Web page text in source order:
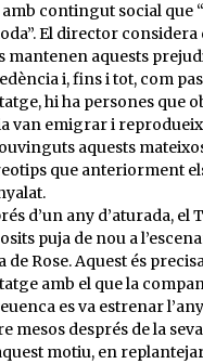
contingut social que
El director considera
mantenen aquests
i, fins i tot, com
hi ha persones que
van emigrar i
aquests
que anteriorment
d’un any d’aturada, el
puja de nou a
de Rose. Aquest és
amb el que la
es va estrenar
mesos després de la
motiu, en